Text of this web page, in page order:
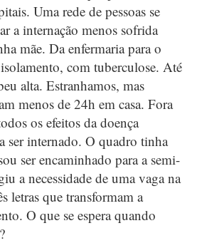
Uma rede de pessoas se
a internação menos sofrida
mãe. Da enfermaria para o
com tuberculose. Até
alta. Estranhamos, mas
menos de 24h em casa. Fora
os efeitos da doença
ser internado. O quadro tinha
ser encaminhado para a semi-
a necessidade de uma vaga na
letras que transformam a
O que se espera quando